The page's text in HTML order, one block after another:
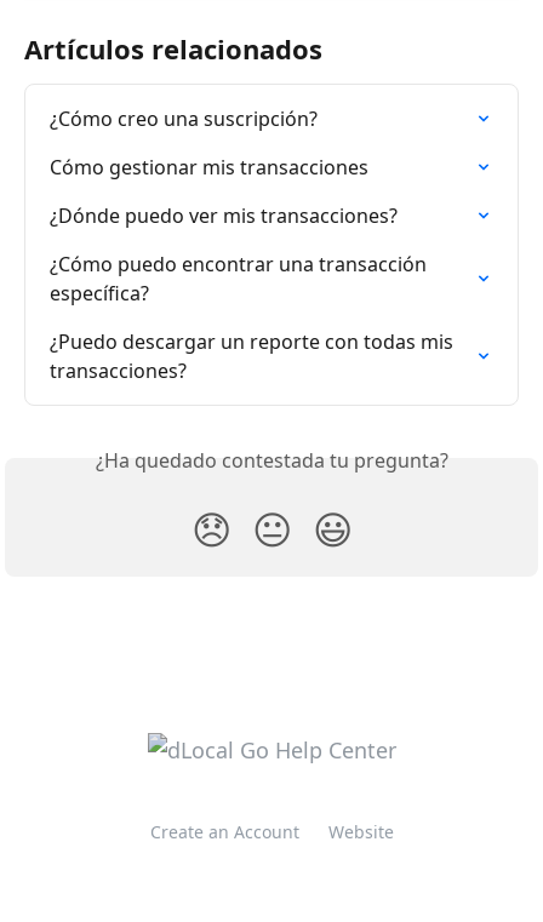
Artículos relacionados
¿Cómo creo una suscripción?
Cómo gestionar mis transacciones
¿Dónde puedo ver mis transacciones?
¿Cómo puedo encontrar una transacción
específica?
¿Puedo descargar un reporte con todas mis
transacciones?
¿Ha quedado contestada tu pregunta?
😞 😐 😃
Create an Account Website